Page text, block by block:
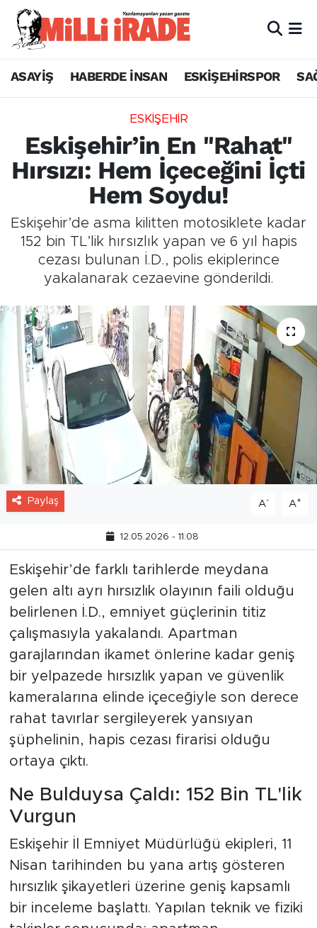
ASAYİŞ HABERDE İNSAN ESKİŞEHİRSPOR
ESKİŞEHİR
Eskişehir’in En "Rahat"
Hırsızı: Hem İçeceğini İçti
Hem Soydu!
Eskişehir’de asma kilitten motosiklete kadar
152 bin TL’lik hırsızlık yapan ve 6 yıl hapis
cezası bulunan İ.D., polis ekiplerince
yakalanarak cezaevine gönderildi.
Paylaş A- A+
12.05.2026 - 11:08
Eskişehir’de farklı tarihlerde meydana
gelen altı ayrı hırsızlık olayının faili olduğu
belirlenen İ.D., emniyet güçlerinin titiz
çalışmasıyla yakalandı. Apartman
garajlarından ikamet önlerine kadar geniş
bir yelpazede hırsızlık yapan ve güvenlik
kameralarına elinde içeceğiyle son derece
rahat tavırlar sergileyerek yansıyan
şüphelinin, hapis cezası firarisi olduğu
ortaya çıktı.
Ne Bulduysa Çaldı: 152 Bin TL'lik
Vurgun
Eskişehir İl Emniyet Müdürlüğü ekipleri, 11
Nisan tarihinden bu yana artış gösteren
hırsızlık şikayetleri üzerine geniş kapsamlı
bir inceleme başlattı. Yapılan teknik ve fiziki